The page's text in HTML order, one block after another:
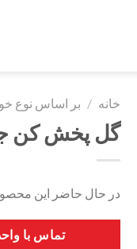
خانه / بر اساس نوع
گل پخش کن
در حال حاضر این
تماس با